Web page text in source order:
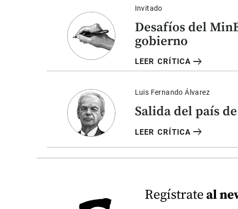
Invitado
Desafíos del
gobierno
LEER CRÍTICA arrow_right_alt
Luis Fernando Álvarez
Salida del país
LEER CRÍTICA arrow_right_alt
Regístrateal